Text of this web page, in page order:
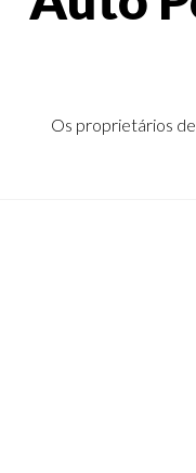
Os proprietários